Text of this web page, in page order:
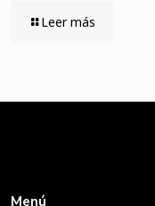
Leer más
Menú